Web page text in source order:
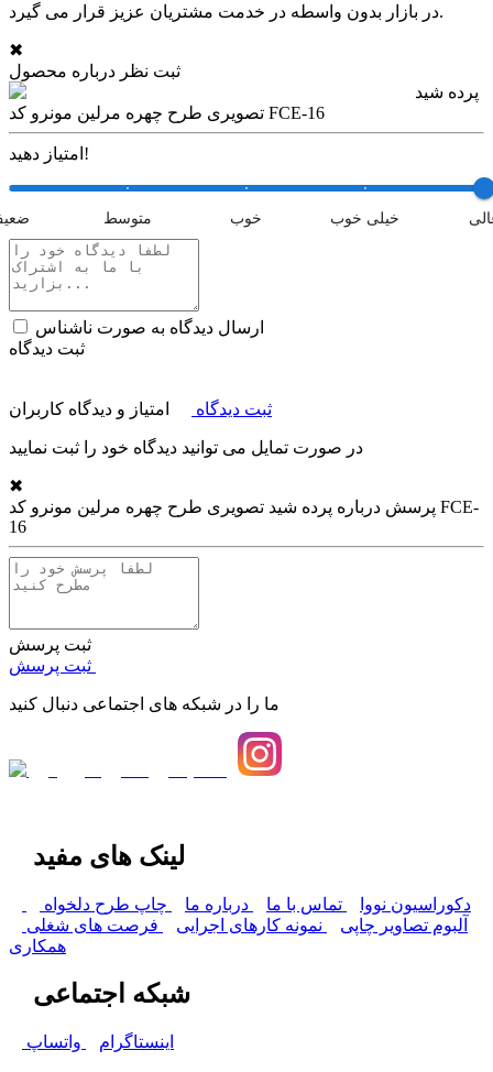
در بازار بدون واسطه در خدمت مشتریان عزیز قرار می گیرد.
✖
ثبت نظر درباره محصول
پرده شید
تصویری طرح چهره مرلین مونرو کد FCE-16
امتیاز دهید!
متوسط خوب خیلی خوب
ارسال دیدگاه به صورت ناشناس
ثبت دیدگاه
ثبت دیدگاه امتیاز و دیدگاه کاربران
در صورت تمایل می توانید دیدگاه خود را ثبت نمایید
✖
پرسش درباره پرده شید تصویری طرح چهره مرلین مونرو کد FCE-
16
ثبت پرسش
ما را در شبکه های اجتماعی دنبال کنید
لینک های مفید
دکوراسیون نووا تماس با ما درباره ما
چاپ طرح دلخواه
آلبوم تصاویر چاپی
نمونه کارهای اجرایی
فرصت های شغلی
همکاری
شبکه اجتماعی
اینستاگرام واتساپ